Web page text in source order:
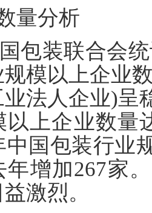
量分析
包装联合会
模以上企业
法人企业)呈
上企业数量
中国包装行业
年增加267家
激烈。